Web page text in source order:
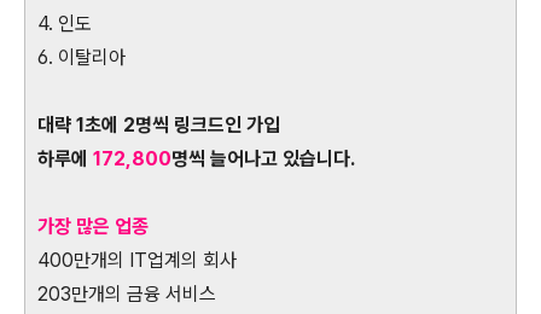
4. 인도
6. 이탈리아
대략 1초에 2명씩 링크드인 가입
하루에 172,800명씩 늘어나고 있습니다.
가장 많은 업종
400만개의 IT업계의 회사
203만개의 금융 서비스